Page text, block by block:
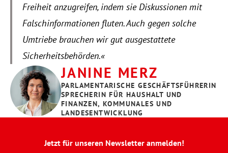
Freiheit anzugreifen, indem sie Diskussionen mit
Falschinformationen fluten. Auch gegen solche
Umtriebe brauchen wir gut ausgestattete
Sicherheitsbehörden.«
JANINE MERZ
PARLAMENTARISCHE GESCHÄFTSFÜHRERIN
SPRECHERIN FÜR HAUSHALT UND
FINANZEN, KOMMUNALES UND
LANDESENTWICKLUNG
Jetzt für unseren Newsletter anmelden!